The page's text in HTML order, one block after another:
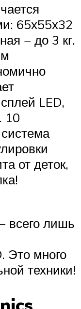
65х55х32
− до 3 кг.
LED,
10
от деток,
всего лишь
Это много
техники!